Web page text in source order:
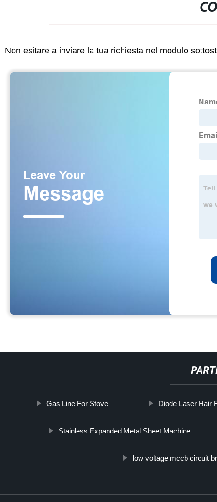
Non esitare a inviare la tua richiesta nel modulo
Gas Line For Stove Diode Laser Hair
Stainless Expanded Metal Sheet Machine
low voltage mccb circuit